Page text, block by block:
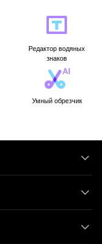
Редактор водяных
знаков
Умный обрезчик